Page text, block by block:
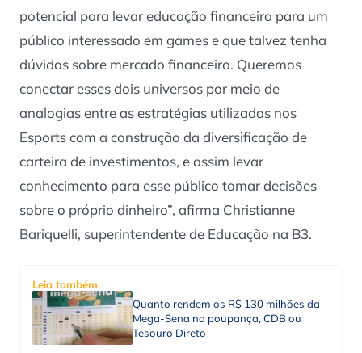
potencial para levar educação financeira para um
público interessado em games e que talvez tenha
dúvidas sobre mercado financeiro. Queremos
conectar esses dois universos por meio de
analogias entre as estratégias utilizadas nos
Esports com a construção da diversificação de
carteira de investimentos, e assim levar
conhecimento para esse público tomar decisões
sobre o próprio dinheiro”, afirma Christianne
Bariquelli, superintendente de Educação na B3.
Leia também
Quanto rendem os R$ 130 milhões da
Mega-Sena na poupança, CDB ou
Tesouro Direto